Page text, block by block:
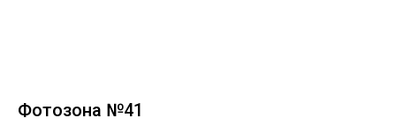
Фотозона №41